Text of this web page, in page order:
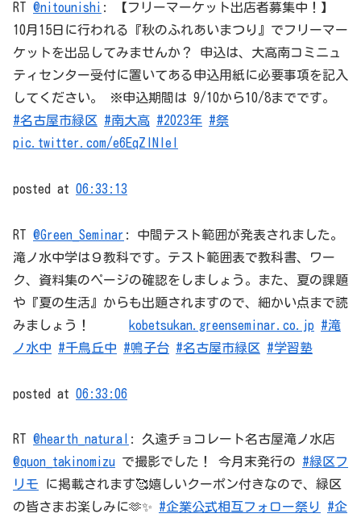
RT @nitounishi : 【フリーマーケット出店者募集中！】
10月15日に行われる『秋のふれあいまつり』でフリーマー
ケットを出品してみませんか？ 申込は、大高南コミニュ
ティセンター受付に置いてある申込用紙に必要事項を記入
してください。 ※申込期間は 9/10から10/8までです。
#名古屋市緑区
#南大高 #2023年 #祭
pic.twitter.com/e6EqZlNleI
posted at 06:33:13
RT @Green_Seminar : 中間テスト範囲が発表されました。
滝ノ水中学は９教科です。テスト範囲表で教科書、ワー
ク、資料集のページの確認をしましょう。また、夏の課題
や『夏の生活』からも出題されますので、細かい点まで読
みましょう！
kobetsukan.greenseminar.co.jp
#滝
ノ水中
#千鳥丘中 #鳴子台 #名古屋市緑区 #学習塾
posted at 06:33:06
RT @hearth_natural
: 久遠チョコレート名古屋滝ノ水店
@quon_takinomizu で撮影でした！ 今月末発行の #緑区フ
リモ に掲載されます🥰嬉しいクーポン付きなので、緑区
の皆さまお楽しみに🫶✨ #企業公式相互フォロー祭り
#企